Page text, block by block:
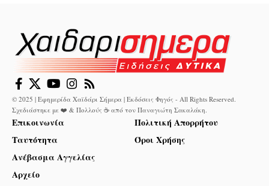
© 2025 | Εφημερίδα Χαϊδάρι Σήμερα | Εκδόσεις Φηγός - All Rights Reserved.
Σχεδιάστηκε με ❤️ & Πολλούς ☕ από τον Παναγιώτη Σακαλάκη
Επικοινωνία
Ταυτότητα
Ανέβασμα Αγγελίας
Αρχείο
Πολιτική Απορρήτου
Όροι Χρήσης